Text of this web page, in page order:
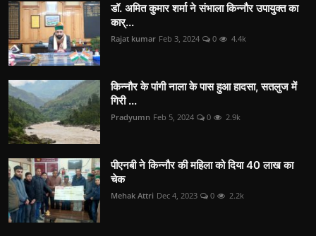
डॉ. अमित कुमार शर्मा ने संभाला किन्नौर उपायुक्त का
कार्...
Rajat kumar Feb 3, 2024 0 4.4k
किन्नौर के पांगी नाला के पास हुआ हादसा, सतलुज में
गिरी ...
Pradyumn Feb 5, 2024 0 2.9k
पीएनबी ने किन्नौर की महिला को दिया 40 लाख का
चेक
Mehak Attri Dec 4, 2023 0 2.2k